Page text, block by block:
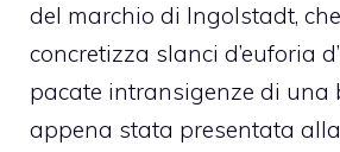
del marchio di Ingolstadt,
concretizza slanci d’euforia
pacate intransigenze di una
appena stata presentata